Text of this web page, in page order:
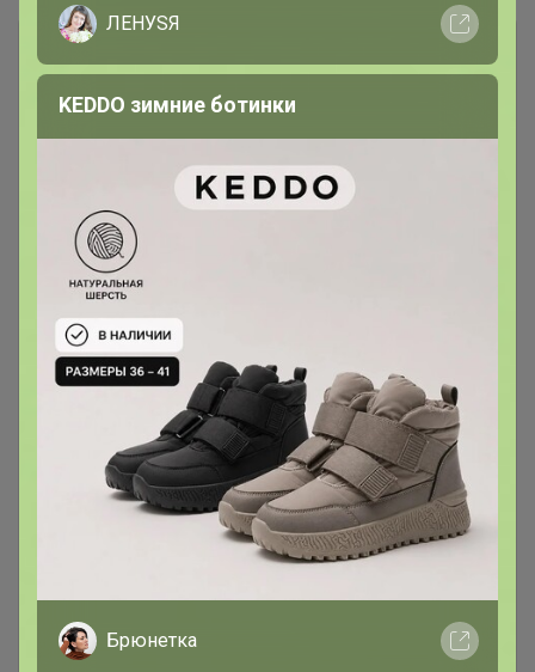
Кофе в наличии у организатора в
Красноярске! Без ожидания!
Если в заказе позиция из этого
каталога она выдается сразу!
Если нужно заказ отправить
вместе с позициями под заказ -
напишите комментарий к заказу
"отправить все вместе"
Если вы заказали из этого каталога, то в счет
включается сразу и идет в ближайший развоз.
Если хотите, чтобы заказ пришел вместе с
позициями под заказ (не делить) то подпишите
комментарий к заказу "отправить вместе"
27
Сорта недели и Кофе по самым
вкусным ценам!
В этом каталоге кофе идет с ожиданием. Если
хотите получить как можно быстрее,
заказывайте из каталога "Кофе в наличии".
Примерные сроки ожидания 12-16 дней. Пока
обжарят, заберет и доставит ТК
Кофе упаковка 1кг
ЛЕНУSЯ
KEDDO зимние ботинки
Брюнетка